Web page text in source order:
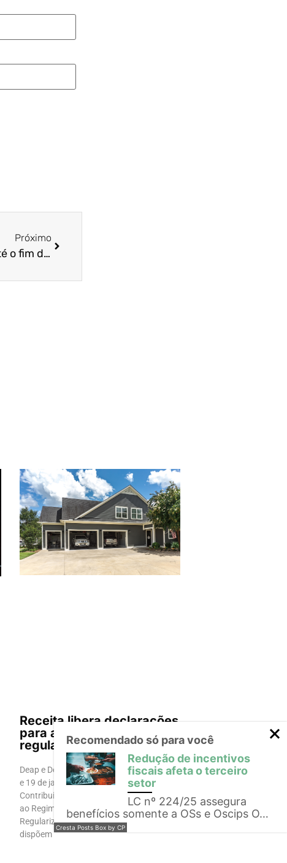
Próximo
Empresas têm de relatar igualdade salarial até o fim do mês
Receita libera declarações
para atualização e
regularização de bens
Deap e Derp foram disponibilizadas dias 2
e 19 de janeiro, respectivamente
Contribuintes que pretendem aderir
ao Regime Especial de Atualização e
Regularização Patrimonial (Rearp) já
dispõem
Recomendado só para você
Redução de incentivos
fiscais afeta o terceiro
setor
LC nº 224/25 assegura
benefícios somente a OSs e Oscips O…
Cresta Posts Box by CP